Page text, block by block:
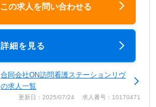
この求人を問い合わせる
詳細を見る
合同会社ON訪問看護ステーションリヴ
の求人一覧
更新日：2025/07/24 求人番号：10170471